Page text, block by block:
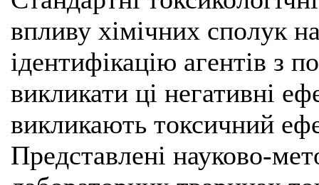
впливу хімічних сполук
ідентифікацію агентів з
викликати ці негативні
викликають токсичний
Представлені науково-